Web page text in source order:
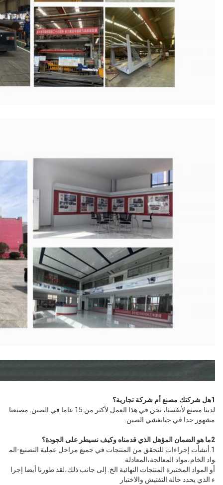
1هل شركتك مصنع أم شركة تجارية؟
لدينا مصنع لأنفسنا، نحن في هذا العمل لأكثر من 15 عاما في الصين. مصنعنا
مشهور جدا في جيانغشي الصين.
2ما هو الضمان المؤهل الذي قدمناه وكيف نسيطر على الجودة؟
1.أنشأت إجراءات للتحقق من المنتجات في جميع مراحل عملية التصنيع-الم
واد الخام،مواد المعالجة،المعادلة
أو المواد المختبرة المنتجات النهائية الخ. إلى جانب ذلك،لقد طورنا أيضا إجرا
ء الذي يحدد حالة التفتيش والاختبار